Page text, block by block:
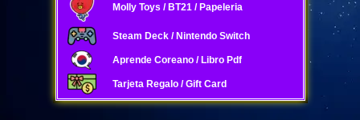
Molly Toys / BT21 / Papeleria
Steam Deck / Nintendo Switch
Aprende Coreano / Libro Pdf
Tarjeta Regalo / Gift Card